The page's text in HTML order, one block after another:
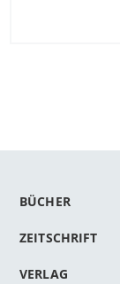
BÜCHER
ZEITSCHRIFT
VERLAG